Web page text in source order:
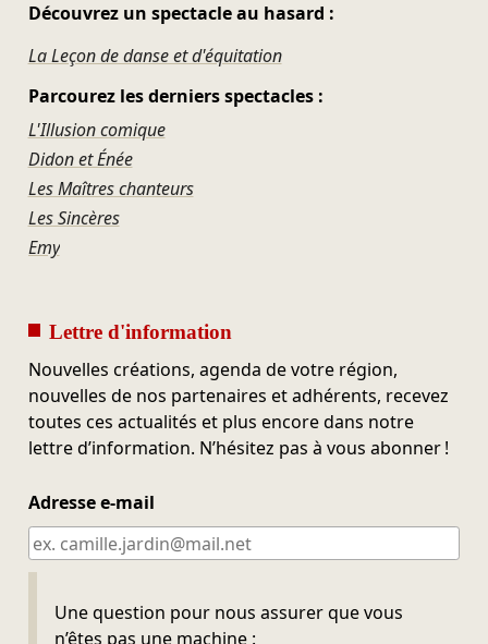
Découvrez un spectacle au hasard :
La Leçon de danse et d'équitation
Parcourez les derniers spectacles :
L'Illusion comique
Didon et Énée
Les Maîtres chanteurs
Les Sincères
Emy
Lettre d'information
Nouvelles créations, agenda de votre région,
nouvelles de nos partenaires et adhérents, recevez
toutes ces actualités et plus encore dans notre
lettre d’information. N’hésitez pas à vous abonner !
Adresse e-mail
Une question pour nous assurer que vous
n’êtes pas une machine :
Ne pas remplir